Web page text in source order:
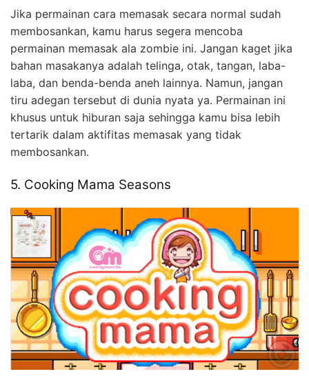
Jika permainan cara memasak secara normal sudah
membosankan, kamu harus segera mencoba
permainan memasak ala zombie ini. Jangan kaget jika
bahan masakanya adalah telinga, otak, tangan, laba-
laba, dan benda-benda aneh lainnya. Namun, jangan
tiru adegan tersebut di dunia nyata ya. Permainan ini
khusus untuk hiburan saja sehingga kamu bisa lebih
tertarik dalam aktifitas memasak yang tidak
membosankan.
5. Cooking Mama Seasons